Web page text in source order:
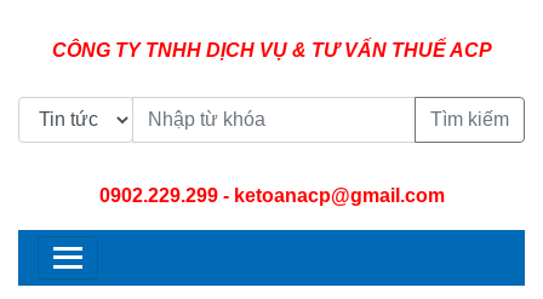
CÔNG TY TNHH DỊCH VỤ & TƯ VẤN THUẾ ACP
Tìm kiếm
0902.229.299- ketoanacp@gmail.com